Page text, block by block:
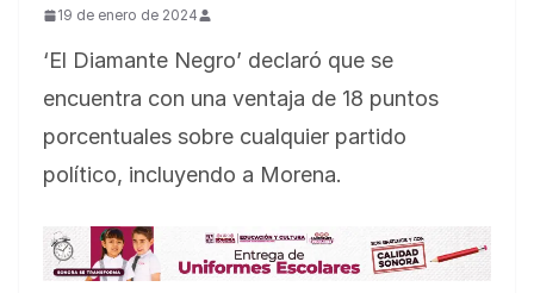
19 de enero de 2024
‘El Diamante Negro’ declaró que se
encuentra con una ventaja de 18 puntos
porcentuales sobre cualquier partido
político, incluyendo a Morena.